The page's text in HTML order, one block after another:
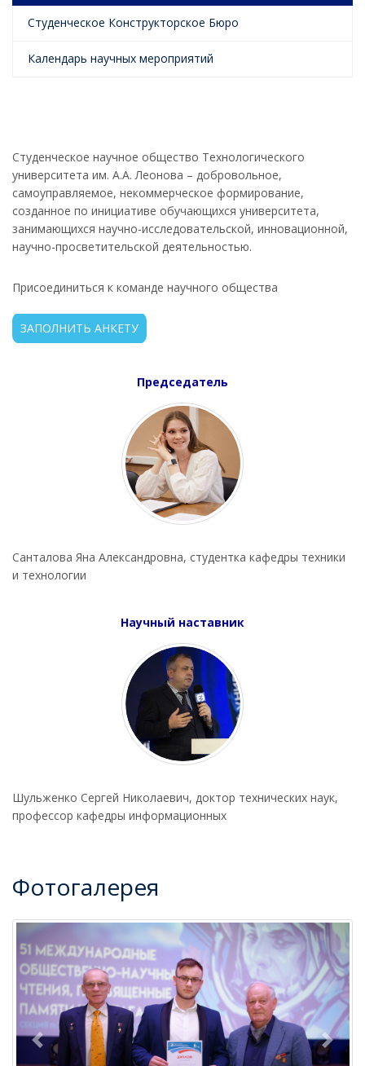
Студенческое Конструкторское Бюро
Календарь научных мероприятий
Студенческое научное общество Технологического
университета им. А.А. Леонова – добровольное,
самоуправляемое, некоммерческое формирование,
созданное по инициативе обучающихся университета,
занимающихся научно-исследовательской, инновационной,
научно-просветительской деятельностью.
Присоединиться к команде научного общества
ЗАПОЛНИТЬ АНКЕТУ
Председатель
Санталова Яна Александровна, студентка кафедры техники
и технологии
Научный наставник
Шульженко Сергей Николаевич, доктор технических наук,
профессор кафедры информационных
Фотогалерея
Предыдущий